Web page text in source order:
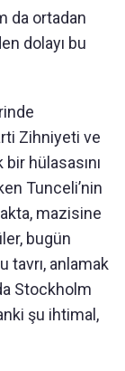
da ortadan
dolayı bu
Zihniyeti ve
hülasasını
Tunceli’nin
mazisine
bugün
tavrı, anlamak
Stockholm
şu ihtimal,